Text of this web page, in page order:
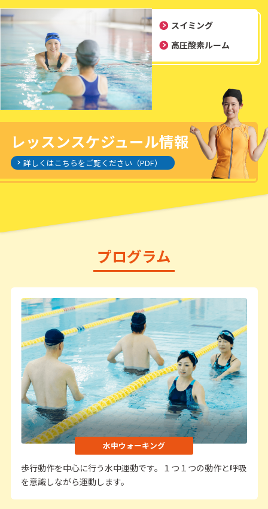
スイミング
高圧酸素ルーム
レッスンスケジュール情報
詳しくはこちらをご覧ください（PDF）
プログラム
水中ウォーキング
歩行動作を中心に行う水中運動です。１つ１つの動作と呼吸
を意識しながら運動します。